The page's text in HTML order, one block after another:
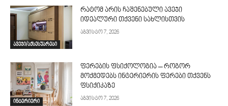
ავეჯი/აქსესუარები
რატომ არის ჩაშენებული ავეჯი
იდეალური თქვენი სახლისთვის
აგვისტო 7, 2026
ინტერიერი
ფერების ფსიქოლოგია – როგორ
მოქმედებს ინტერიერის ფერები თქვენს
ფსიქიკაზე
აგვისტო 7, 2026